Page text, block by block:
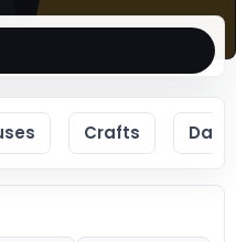
Crafts